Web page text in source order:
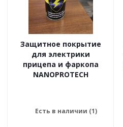
Защитное покрытие
для электрики
прицепа и фаркопа
NANOPROTECH
Есть в наличии (1)